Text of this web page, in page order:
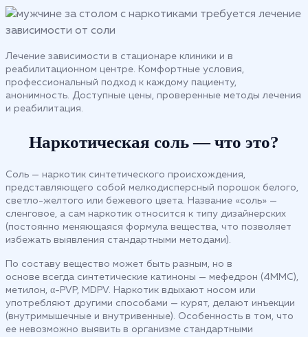
Лечение зависимости в стационаре клиники и в
реабилитационном центре. Комфортные условия,
профессиональный подход к каждому пациенту,
анонимность. Доступные цены, проверенные методы лечения
и реабилитация.
Наркотическая соль — что это?
Соль — наркотик синтетического происхождения,
представляющего собой мелкодисперсный порошок белого,
светло-желтого или бежевого цвета. Название «соль» —
сленговое, а сам наркотик относится к типу дизайнерских
(постоянно меняющаяся формула вещества, что позволяет
избежать выявления стандартными методами).
По составу вещество может быть разным, но в
основе всегда синтетические катиноны — мефедрон (4ММС),
метилон, α-PVP, MDPV. Наркотик вдыхают носом или
употребляют другими способами — курят, делают инъекции
(внутримышечные и внутривенные). Особенность в том, что
ее невозможно выявить в организме стандартными